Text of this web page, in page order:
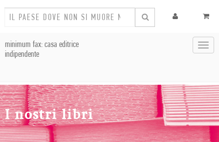
minimum fax: casa editrice
indipendente
I nostri libri